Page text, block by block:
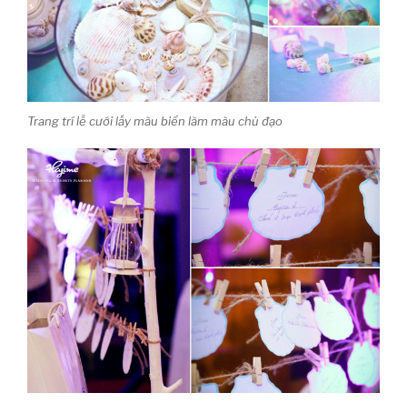
Trang trí lễ cưới lấy màu biển làm màu chủ đạo